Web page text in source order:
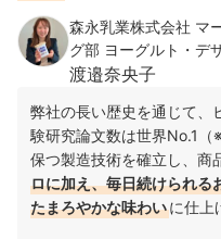
森永乳業株式会社 マ
グ部 ヨーグルト・デ
渡邉奈央子
弊社の長い歴史を通じて、
験研究論文数は世界No.1
保つ製造技術を確立し、商
ロに加え、毎日続けられる
たまろやかな味わいに仕上